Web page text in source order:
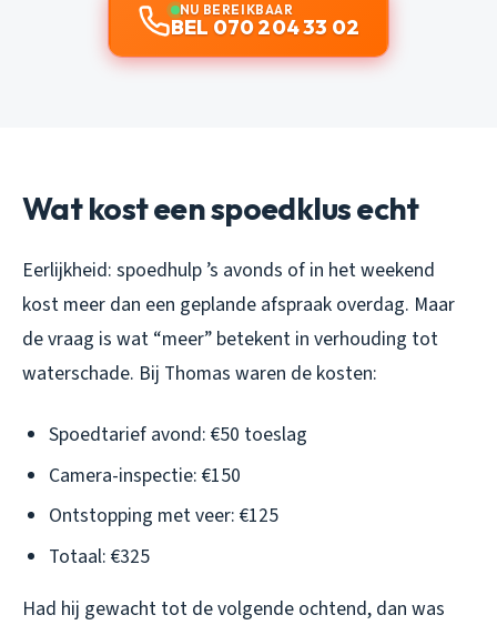
NU BEREIKBAAR
BEL 070 204 33 02
Wat kost een spoedklus echt
Eerlijkheid: spoedhulp ’s avonds of in het weekend
kost meer dan een geplande afspraak overdag. Maar
de vraag is wat “meer” betekent in verhouding tot
waterschade. Bij Thomas waren de kosten:
Spoedtarief avond: €50 toeslag
Camera-inspectie: €150
Ontstopping met veer: €125
Totaal: €325
Had hij gewacht tot de volgende ochtend, dan was